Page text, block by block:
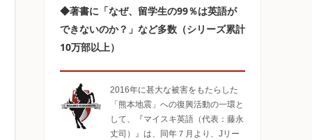
◆著書に「なぜ、留学生の99％は英語が
できないのか？」など多数（シリーズ累計
10万部以上）
2016年に甚大な被害をもたらした
「熊本地震」への復興活動の一環と
して、『マイスキ英語（代表：藤永
丈司）』は、同年７月より、Jリー